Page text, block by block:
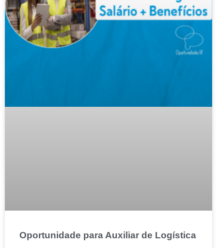
Oportunidade para Auxiliar de Logística